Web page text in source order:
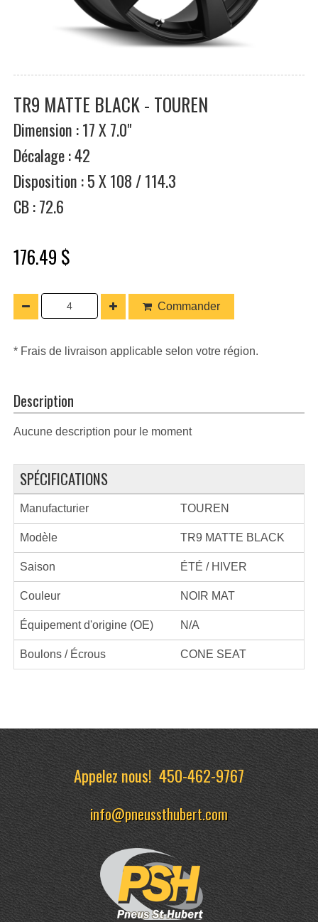
TR9 MATTE BLACK - TOUREN
Dimension : 17 X 7.0"
Décalage : 42
Disposition : 5 X 108 / 114.3
CB : 72.6
176.49 $
Commander
* Frais de livraison applicable selon votre région.
Description
Aucune description pour le moment
SPÉCIFICATIONS
Manufacturier TOUREN
Modèle TR9 MATTE BLACK
Saison ÉTÉ / HIVER
Couleur NOIR MAT
Équipement d'origine (OE) N/A
Boulons / Écrous CONE SEAT
Appelez nous!450-462-9767
info@pneussthubert.com